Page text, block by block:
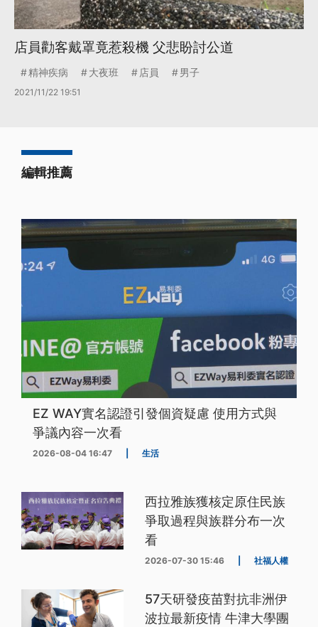
店員勸客戴罩竟惹殺機 父悲盼討公道
精神疾病 大夜班 店員 男子
2021/11/22 19:51
編輯推薦
EZ WAY實名認證引發個資疑慮 使用方式與
爭議內容一次看
2026-08-04 16:47 生活
西拉雅族獲核定原住民族
爭取過程與族群分布一次
看
2026-07-30 15:46 社福人權
57天研發疫苗對抗非洲伊
波拉最新疫情 牛津大學團